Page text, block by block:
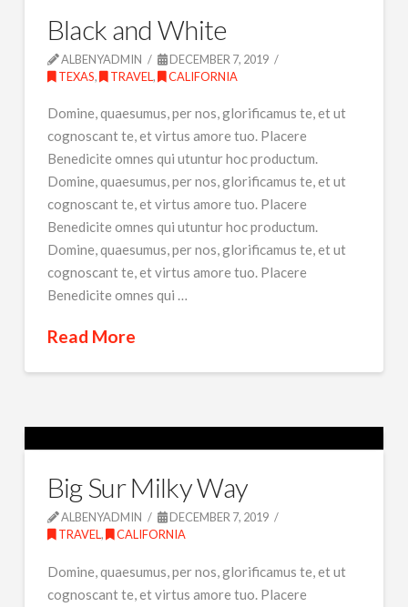
Black and White
ALBENYADMIN
DECEMBER 7, 2019
TEXAS, TRAVEL, CALIFORNIA
Domine, quaesumus, per nos, glorificamus te, et ut
cognoscant te, et virtus amore tuo. Placere
Benedicite omnes qui utuntur hoc productum.
Domine, quaesumus, per nos, glorificamus te, et ut
cognoscant te, et virtus amore tuo. Placere
Benedicite omnes qui utuntur hoc productum.
Domine, quaesumus, per nos, glorificamus te, et ut
cognoscant te, et virtus amore tuo. Placere
Benedicite omnes qui …
Read More
Big Sur Milky Way
ALBENYADMIN
DECEMBER 7, 2019
TRAVEL, CALIFORNIA
Domine, quaesumus, per nos, glorificamus te, et ut
cognoscant te, et virtus amore tuo. Placere